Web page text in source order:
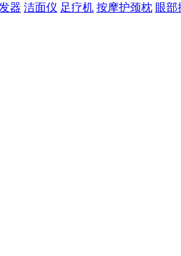
器 洁面仪 足疗机 按摩护颈枕 眼部